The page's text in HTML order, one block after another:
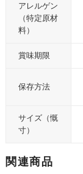
アレルゲン
（特定原材
料）
賞味期限
保存方法
サイズ（慨
寸）
関連商品